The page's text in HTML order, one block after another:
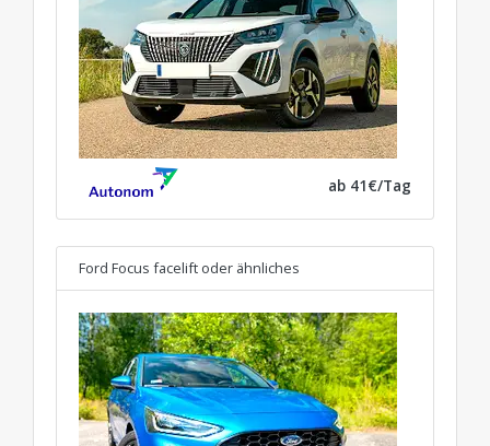
ab 41€/Tag
Ford Focus facelift oder ähnliches